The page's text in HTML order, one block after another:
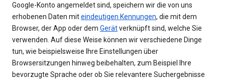
Google-Konto angemeldet sind, speichern wir die von uns
erhobenen Daten miteindeutigen Kennungen, die mit dem
Browser, der App oder dem Gerätverknüpft sind, welche Sie
verwenden. Auf diese Weise können wir verschiedene Dinge
tun, wie beispielsweise Ihre Einstellungen über
Browsersitzungen hinweg beibehalten, zum Beispiel Ihre
bevorzugte Sprache oder ob Sie relevantere Suchergebnisse